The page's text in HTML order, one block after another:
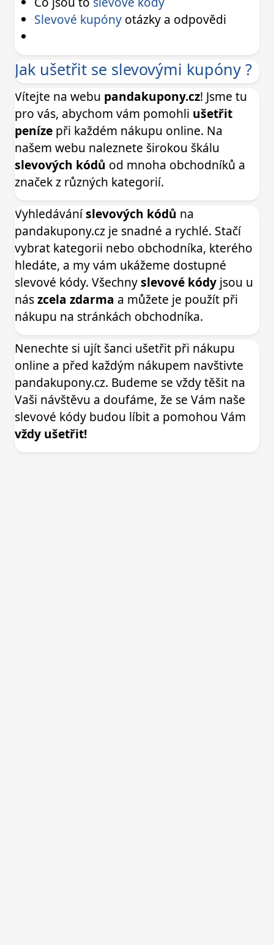
Slevové kupóny otázky a odpovědi
Jak ušetřit se slevovými kupóny ?
Vítejte na webu pandakupony.cz! Jsme tu
pro vás, abychom vám pomohli ušetřit
peníze při každém nákupu online. Na
našem webu naleznete širokou škálu
slevových kódů od mnoha obchodníků a
značek z různých kategorií.
Vyhledáváníslevových kódů na
pandakupony.cz je snadné a rychlé. Stačí
vybrat kategorii nebo obchodníka, kterého
hledáte, a my vám ukážeme dostupné
slevové kódy. Všechnyslevové kódy jsou u
nászcela zdarma a můžete je použít při
nákupu na stránkách obchodníka.
Nenechte si ujít šanci ušetřit při nákupu
online a před každým nákupem navštivte
pandakupony.cz. Budeme se vždy těšit na
Vaši návštěvu a doufáme, že se Vám naše
slevové kódy budou líbit a pomohou Vám
vždy ušetřit!